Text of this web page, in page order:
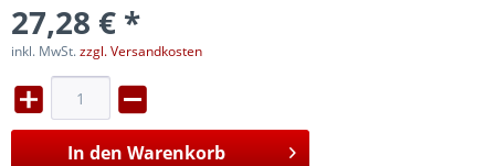
27,28 € *
inkl. MwSt.zzgl. Versandkosten
In den Warenkorb